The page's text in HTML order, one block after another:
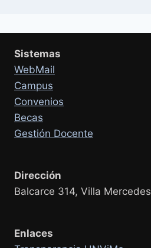
Sistemas
WebMail
Campus
Convenios
Becas
Gestión Docente
Dirección
Balcarce 314, Villa Mercedes
Enlaces